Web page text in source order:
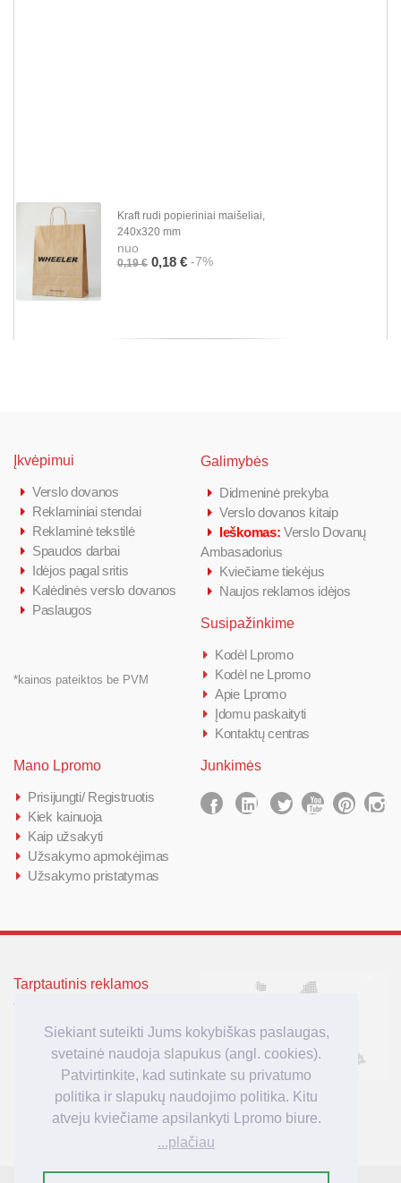
Siekiant suteikti Jums kokybiškas paslaugas,
svetainė naudoja slapukus (angl. cookies).
Patvirtinkite, kad sutinkate su privatumo
politika ir slapukų naudojimo politika. Kitu
atveju kviečiame apsilankyti Lpromo biure.
...plačiau
Kraft rudi popieriniai maišeliai,
240x320 mm
nuo
0,19 € 0,18 € -7%
Įkvėpimui
Verslo dovanos
Reklaminiai stendai
Reklaminė tekstilė
Spaudos darbai
Idėjos pagal sritis
Kalėdinės verslo dovanos
Paslaugos
*kainos pateiktos be PVM
Galimybės
Didmeninė prekyba
Verslo dovanos kitaip
Ieškomas: Verslo Dovanų
Ambasadorius
Kviečiame tiekėjus
Naujos reklamos idėjos
Susipažinkime
Kodėl Lpromo
Kodėl ne Lpromo
Apie Lpromo
Įdomu paskaityti
Kontaktų centras
Mano Lpromo
Prisijungti/ Registruotis
Kiek kainuoja
Kaip užsakyti
Užsakymo apmokėjimas
Užsakymo pristatymas
Junkimės
Tarptautinis reklamos
agenturos Lpromo tinklas
Lietuva
Latvija
Lenkija
Didžioji Britanija
Vokietija